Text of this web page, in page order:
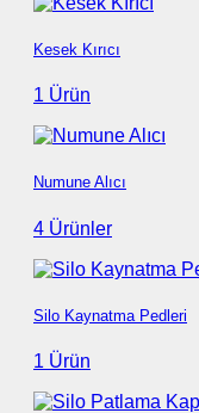
Kesek Kırıcı
1 Ürün
Numune Alıcı
4 Ürünler
Silo Kaynatma Pedleri
1 Ürün